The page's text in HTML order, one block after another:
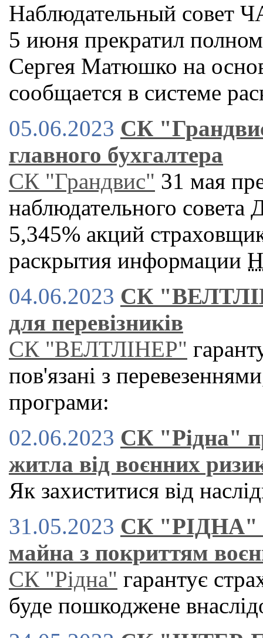
Наблюдательный совет
5 июня прекратил
Сергея Матюшко на
сообщается в системе
05.06.2023 СК
главного бухгалтера
СК "Грандвис" 31 мая
наблюдательного
5,345% акций
раскрытия информации
04.06.2023 СК
для перевізників
СК "ВЕЛТЛІНЕР"
пов'язані з
програми:
02.06.2023 СК "Рідна"
житла від воєнних
Як захиститися від
31.05.2023 СК "РІДНА"
майна з покриттям
СК "Рідна" гарантує
буде пошкоджене